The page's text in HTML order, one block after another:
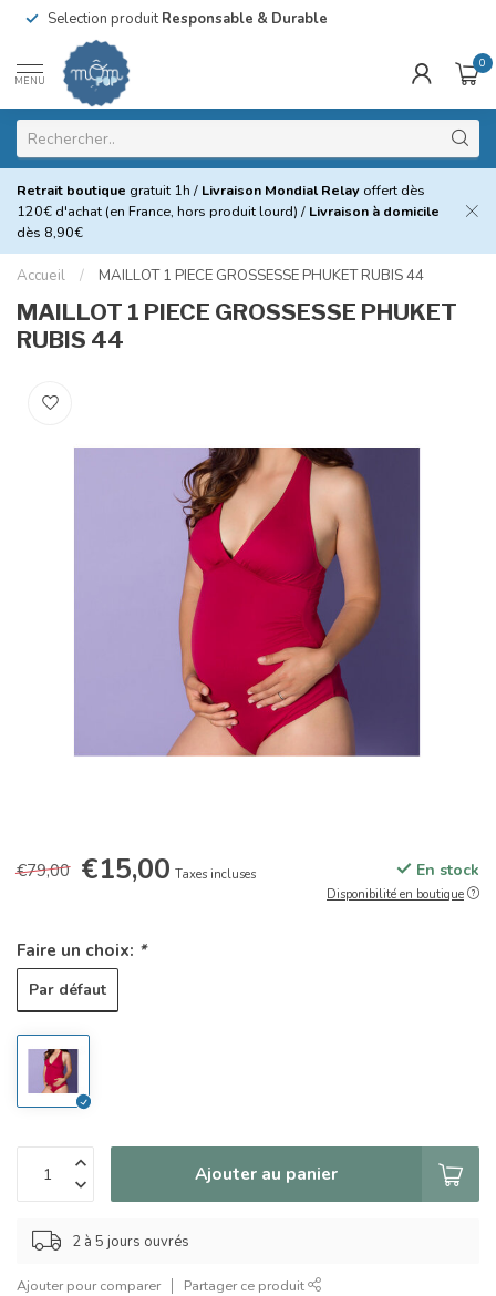
Selection produitResponsable & Durable
MENU
0
Retrait boutique gratuit 1h / Livraison Mondial Relay offert dès
120€ d'achat (en France, hors produit lourd) / Livraison à domicile
dès 8,90€
Accueil / MAILLOT 1 PIECE GROSSESSE PHUKET RUBIS 44
MAILLOT 1 PIECE GROSSESSE PHUKET
RUBIS 44
€79,00 €15,00 Taxes incluses En stock
Disponibilité en boutique
Faire un choix: *
Par défaut
Ajouter au panier
2 à 5 jours ouvrés
Ajouter pour comparer Partager ce produit